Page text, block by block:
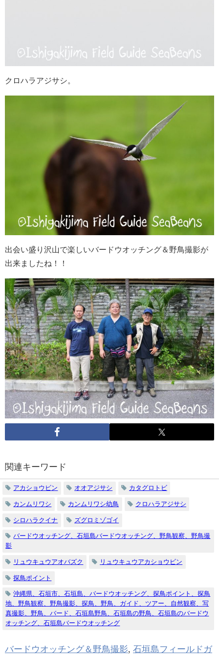
クロハラアジサシ。
出会い盛り沢山で楽しいバードウオッチング＆野鳥撮影が
出来ましたね！！
関連キーワード
アカショウビン オオアジサシ カタグロトビ
カンムリワシ カンムリワシ幼鳥 クロハラアジサシ
シロハラクイナ ズグロミゾゴイ
バードウオッチング、石垣島バードウオッチング、野鳥観察、野鳥撮
影
リュウキュウアオバズク リュウキュウアカショウビン
探鳥ポイント
沖縄県、石垣市、石垣島、バードウオッチング、探鳥ポイント、探鳥
地、野鳥観察、野鳥撮影、探鳥、野鳥、ガイド、ツアー、自然観察、写
真撮影、野鳥、バード、石垣島野鳥、石垣島の野鳥、石垣島のバードウ
オッチング、石垣島バードウオッチング
バードウオッチング＆野鳥撮影, 石垣島フィールドガ